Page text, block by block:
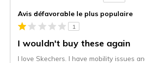
projecteur
sur
les
Avis défavorable le plus populaire
1
I wouldn't buy these again
I love Skechers. I have mobility issues